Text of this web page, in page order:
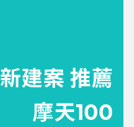
新建案 推薦
摩天100